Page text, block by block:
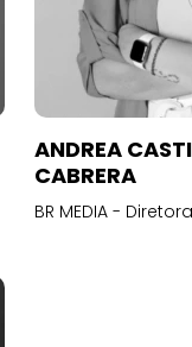
ANDREA
CABRERA
BR MEDIA -